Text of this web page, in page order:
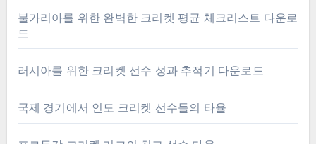
불가리아를 위한 완벽한 크리켓 평균 체크리스트 다운로
드
러시아를 위한 크리켓 선수 성과 추적기 다운로드
국제 경기에서 인도 크리켓 선수들의 타율